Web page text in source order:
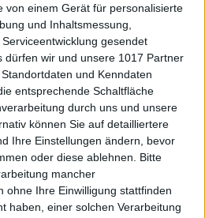
von einem Gerät für personalisierte
und Inhaltsmessung,
gesendet
dürfen wir und unsere 1017 Partner
und Kenndaten
entsprechende Schaltfläche
durch uns und unsere
können Sie auf detailliertere
Ihre Einstellungen ändern, bevor
oder diese ablehnen.
Bitte
mancher
ohne Ihre Einwilligung stattfinden
haben, einer solchen Verarbeitung